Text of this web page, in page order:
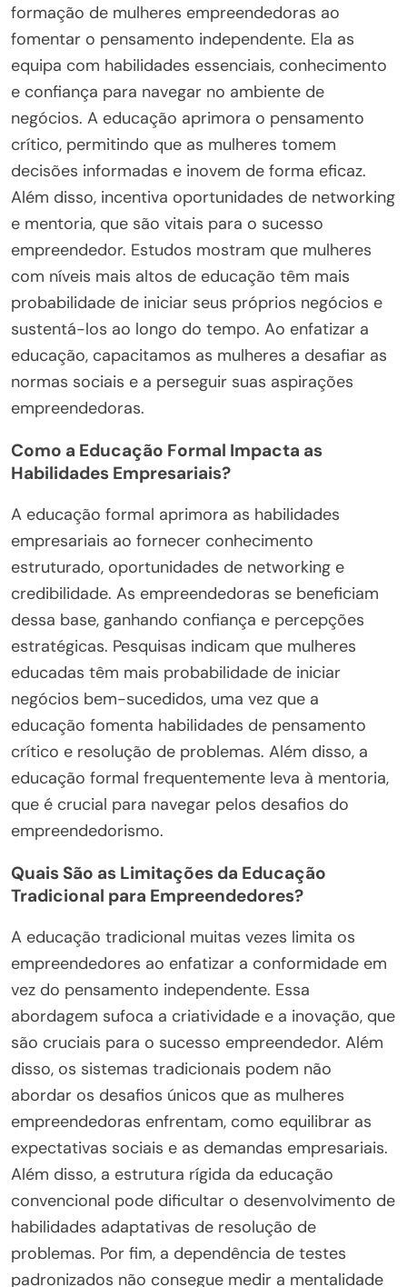
formação de mulheres empreendedoras ao
fomentar o pensamento independente. Ela as
equipa com habilidades essenciais, conhecimento
e confiança para navegar no ambiente de
negócios. A educação aprimora o pensamento
crítico, permitindo que as mulheres tomem
decisões informadas e inovem de forma eficaz.
Além disso, incentiva oportunidades de networking
e mentoria, que são vitais para o sucesso
empreendedor. Estudos mostram que mulheres
com níveis mais altos de educação têm mais
probabilidade de iniciar seus próprios negócios e
sustentá-los ao longo do tempo. Ao enfatizar a
educação, capacitamos as mulheres a desafiar as
normas sociais e a perseguir suas aspirações
empreendedoras.
Como a Educação Formal Impacta as
Habilidades Empresariais?
A educação formal aprimora as habilidades
empresariais ao fornecer conhecimento
estruturado, oportunidades de networking e
credibilidade. As empreendedoras se beneficiam
dessa base, ganhando confiança e percepções
estratégicas. Pesquisas indicam que mulheres
educadas têm mais probabilidade de iniciar
negócios bem-sucedidos, uma vez que a
educação fomenta habilidades de pensamento
crítico e resolução de problemas. Além disso, a
educação formal frequentemente leva à mentoria,
que é crucial para navegar pelos desafios do
empreendedorismo.
Quais São as Limitações da Educação
Tradicional para Empreendedores?
A educação tradicional muitas vezes limita os
empreendedores ao enfatizar a conformidade em
vez do pensamento independente. Essa
abordagem sufoca a criatividade e a inovação, que
são cruciais para o sucesso empreendedor. Além
disso, os sistemas tradicionais podem não
abordar os desafios únicos que as mulheres
empreendedoras enfrentam, como equilibrar as
expectativas sociais e as demandas empresariais.
Além disso, a estrutura rígida da educação
convencional pode dificultar o desenvolvimento de
habilidades adaptativas de resolução de
problemas. Por fim, a dependência de testes
padronizados não consegue medir a mentalidade